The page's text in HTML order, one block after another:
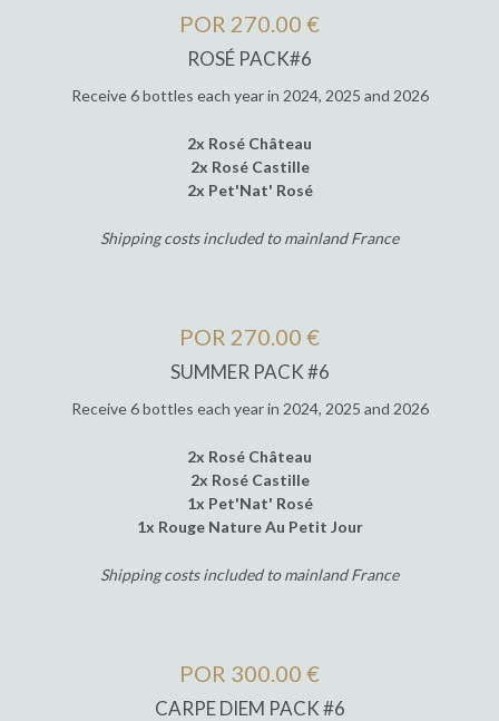
POR 270.00 €
ROSÉ PACK#6
Receive 6 bottles each year in 2024, 2025 and 2026
2x Rosé Château
2x Rosé Castille
2x Pet'Nat' Rosé
Shipping costs included to mainland France
POR 270.00 €
SUMMER PACK #6
Receive 6 bottles each year in 2024, 2025 and 2026
2x Rosé Château
2x Rosé Castille
1x Pet'Nat' Rosé
1x Rouge Nature Au Petit Jour
Shipping costs included to mainland France
POR 300.00 €
CARPE DIEM PACK #6